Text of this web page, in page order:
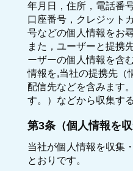
年月日，住所，電話番
口座番号，クレジット
号などの個人情報をお
また，ユーザーと提携
ーザーの個人情報を含
情報を,当社の提携先（
配信先などを含みます
す。）などから収集す
第3条（個人情報を
当社が個人情報を収集
とおりです。